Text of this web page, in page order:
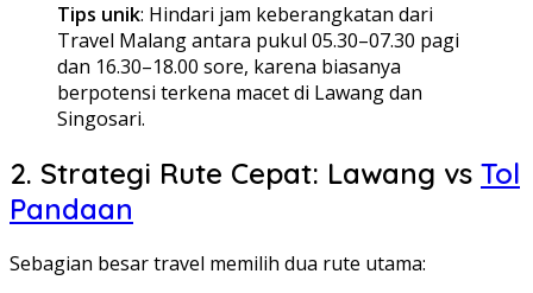
Tips unik: Hindari jam keberangkatan dari
Travel Malang antara pukul 05.30–07.30 pagi
dan 16.30–18.00 sore, karena biasanya
berpotensi terkena macet di Lawang dan
Singosari.
2. Strategi Rute Cepat: Lawang vs Tol
Pandaan
Sebagian besar travel memilih dua rute utama: